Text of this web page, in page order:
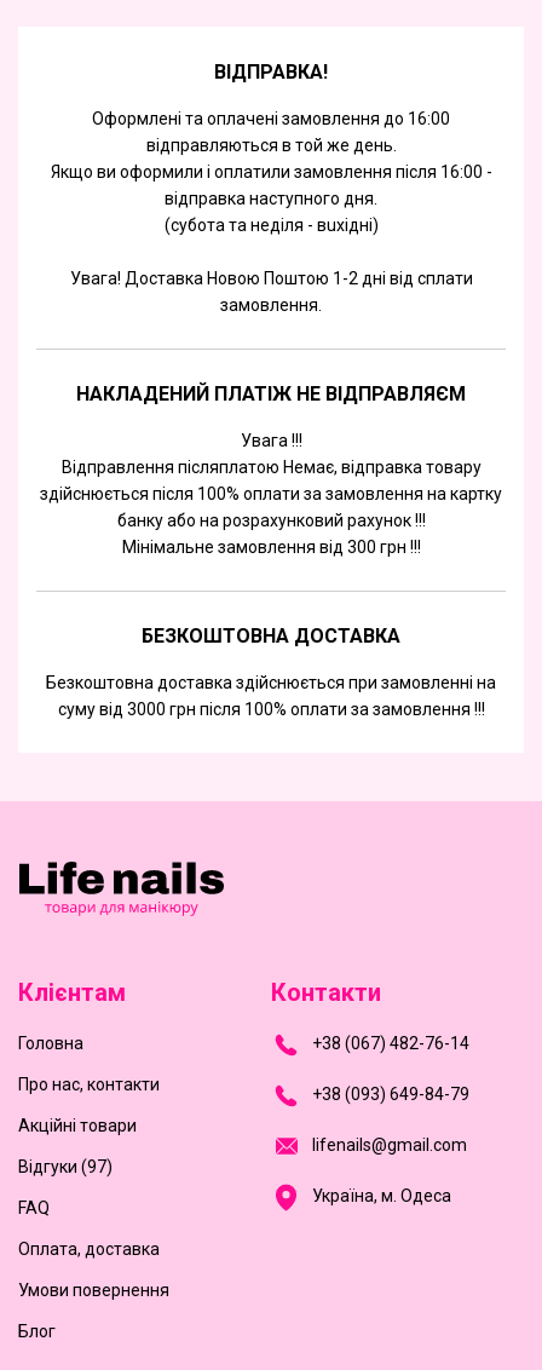
ВІДПРАВКА!
Оформлені та оплачені замовлення до 16:00
відправляються в той же день.
Якщо ви оформили і оплатили замовлення після 16:00 -
відправка наступного дня.
(субота та недiля - вuхiднi)
Увага! Доставка Новою Поштою 1-2 дні від сплати
замовлення.
НАКЛАДЕНИЙ ПЛАТІЖ НЕ ВІДПРАВЛЯЄМ
Увага !!!
Відправлення післяплатою Немає, відправка товару
здійснюється після 100% оплати за замовлення на картку
банку або на розрахунковий рахунок !!!
Мінімальне замовлення від 300 грн !!!
БЕЗКОШТОВНА ДОСТАВКА
Безкоштовна доставка здійснюється при замовленні на
суму від 3000 грн після 100% оплати за замовлення !!!
Клієнтам
Головна
Про нас, контакти
Акційні товари
Відгуки (97)
FAQ
Оплата, доставка
Умови повернення
Блог
Контакти
+38 (067) 482-76-14
+38 (093) 649-84-79
ifenai s@gmai com
Україна, м. Одеса